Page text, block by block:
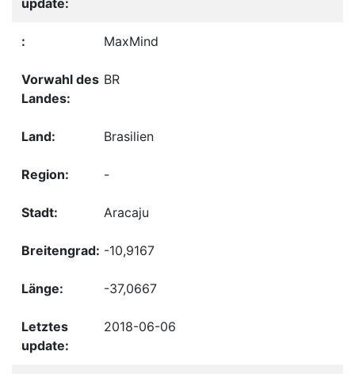
MaxMind
BR
Brasilien
-
Aracaju
-10,9167
-37,0667
2018-06-06